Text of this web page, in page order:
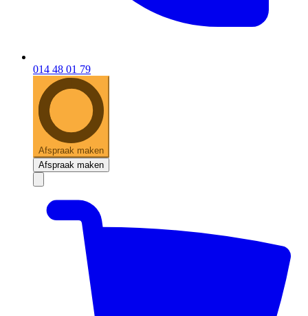
014 48 01 79
Afspraak maken
Afspraak maken